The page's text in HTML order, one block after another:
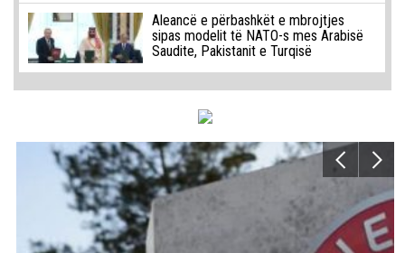
Aleancë e përbashkët e mbrojtjes
sipas modelit të NATO-s mes Arabisë
Saudite, Pakistanit e Turqisë